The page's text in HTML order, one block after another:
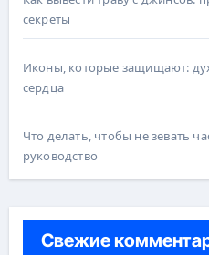
секреты
Иконы, которые защищают:
сердца
Что делать, чтобы не зевать
руководство
Свежие